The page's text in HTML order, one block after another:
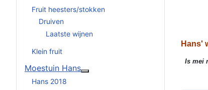
Fruit heesters/stokken
Druiven
Laatste wijnen
Klein fruit
Moestuin Hans
Hans 2018
Hans'
Is mei